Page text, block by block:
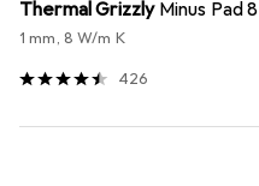
Thermal Grizzly Minus Pad 8
1 mm, 8 W/m K
426